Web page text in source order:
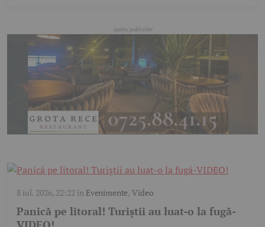
8 iul. 2026, 22:22 în Evenimente,Video
Panică pe litoral! Turiștii au luat-o la fugă-